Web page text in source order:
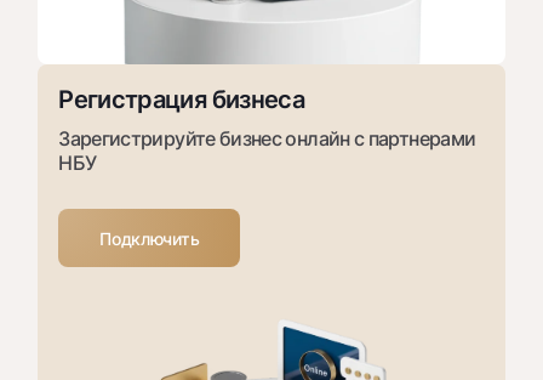
Регистрация бизнеса
Зарегистрируйте бизнес онлайн с партнерами
НБУ
Подключить